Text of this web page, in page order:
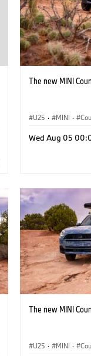
The new MINI
U25 · MINI ·
Wed Aug 05
The new MINI
U25 · MINI ·